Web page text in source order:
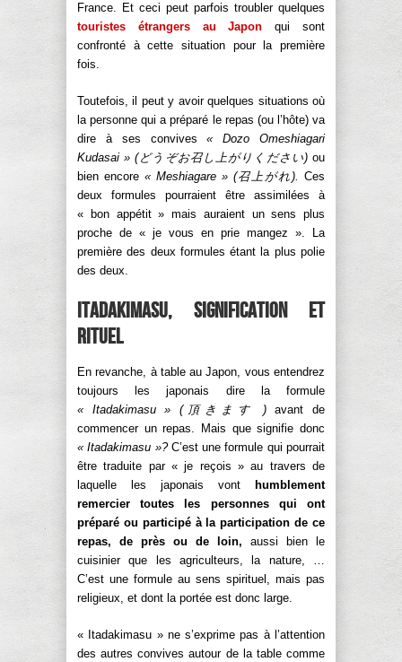
France. Et ceci peut parfois troubler quelques
touristes étrangers au Japon qui sont
confronté à cette situation pour la première
fois.
Toutefois, il peut y avoir quelques situations où
la personne qui a préparé le repas (ou l’hôte) va
dire à ses convives« Dozo Omeshiagari
Kudasai » (どうぞお召し上がりくださ い)ou
bien encore « Meshiagare » (召上がれ ). Ces
deux formules pourraient être assimilées à
« bon appétit » mais auraient un sens plus
proche de « je vous en prie mangez ». La
première des deux formules étant la plus polie
des deux.
Itadakimasu, signification et
rituel
En revanche, à table au Japon, vous entendrez
toujours les japonais dire la formule
« Itadakimasu » (頂きます )avant de
commencer un repas. Mais que signifie donc
« Itadakimasu »? C’est une formule qui pourrait
être traduite par « je reçois » au travers de
laquelle les japonais vont
humblement
remercier toutes les personnes qui ont
préparé ou participé à la participation de ce
repas, de près ou de loin, aussi bien le
cuisinier que les agriculteurs, la nature, …
C’est une formule au sens spirituel, mais pas
religieux, et dont la portée est donc large.
« Itadakimasu » ne s’exprime pas à l’attention
des autres convives autour de la table comme